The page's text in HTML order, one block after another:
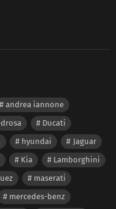
andrea iannone
Ducati
hyundai
Jaguar
Kia
Lamborghini
maserati
mercedes-benz